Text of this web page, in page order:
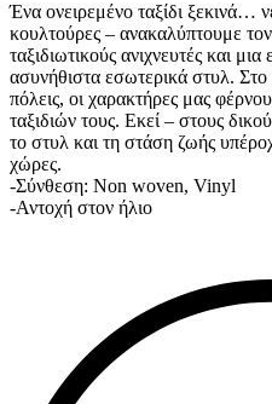
Ένα ονειρεμένο ταξίδι ξεκινά…
κουλτούρες – ανακαλύπτουμε
ταξιδιωτικούς ανιχνευτές και
ασυνήθιστα εσωτερικά στυλ.
πόλεις, οι χαρακτήρες μας
ταξιδιών τους. Εκεί – στους
το στυλ και τη στάση ζωής
χώρες.
-Σύνθεση: Non woven, Vinyl
-Αντοχή στον ήλιο